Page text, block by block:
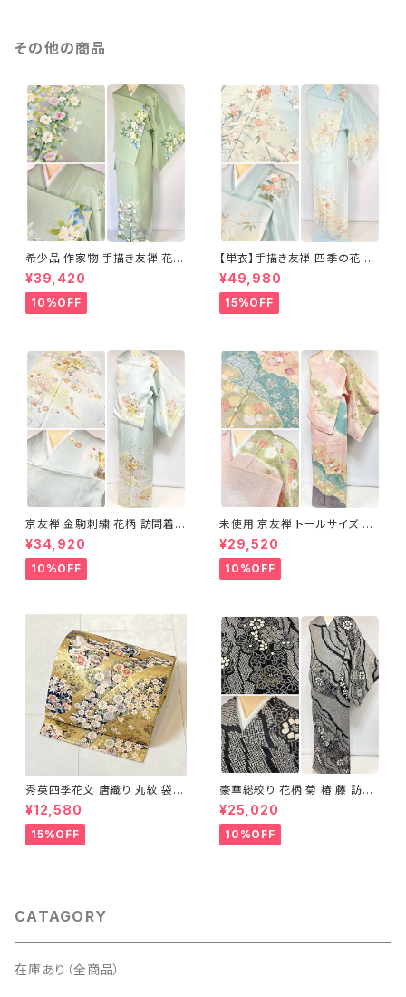
その他の商品
希少品 作家物 手描き友禅 花鳥
文 椿 沈丁花 訪問着 正絹 袷 黄
緑 青 白 1418
¥39,420
10%OFF
【単衣】手描き友禅 四季の花々
正絹 訪問着 水色 黄緑 白 パス
テルカラー 1431
¥49,980
15%OFF
京友禅 金駒刺繍 花柄 訪問着
正絹 水色 黄緑 パステルカラー
アイスグリーン 1433
¥34,920
10%OFF
未使用 京友禅 トールサイズ 染
め分け 金彩 訪問着 袷 正絹 ピ
ンク 黄緑 紫 黄色 1438
¥29,520
10%OFF
秀英四季花文 唐織り 丸紋 袋帯
正絹 金糸 ゴールド 紺 ピンク 7
05
¥12,580
15%OFF
豪華総絞り 花柄 菊 椿 藤 訪問
着 鹿の子絞り ラメ 正絹 黒 白
グレー 1435
¥25,020
10%OFF
CATAGORY
在庫あり（全商品）